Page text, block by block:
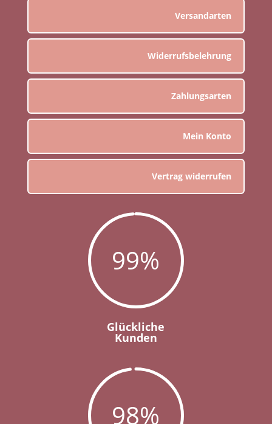
Versandarten
Widerrufsbelehrung
Zahlungsarten
Mein Konto
Vertrag widerrufen
99%
Glückliche
Kunden
98%